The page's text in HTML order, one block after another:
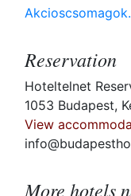
Reservation
Hoteltelnet
1053 Budapest,
View
More hotels